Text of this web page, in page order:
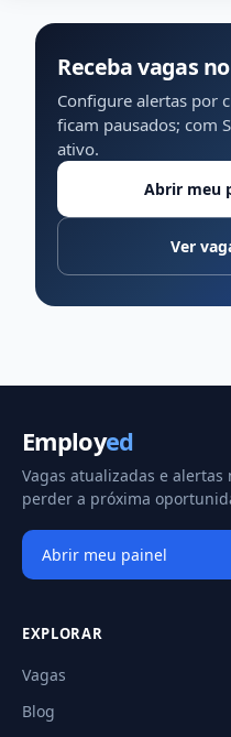
Receba vagas
Configure alertas por
ficam pausados; com
ativo.
Abrir meu
Ver
Employed
Vagas atualizadas e
perder a próxima
Abrir meu painel
EXPLORAR
Vagas
Blog